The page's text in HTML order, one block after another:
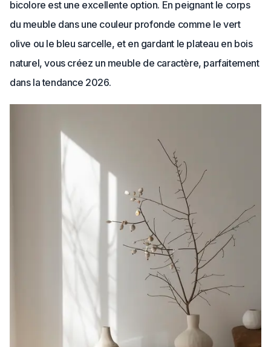
bicolore est une excellente option. En peignant le corps
du meuble dans une couleur profonde comme le vert
olive ou le bleu sarcelle, et en gardant le plateau en bois
naturel, vous créez un meuble de caractère, parfaitement
dans la tendance 2026.